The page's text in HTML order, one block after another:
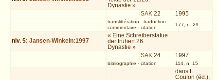
Dynastie »
SAK 22 1995
translittération - traduction -
commentaire - citation
177, n. 29
niv. 5:Jansen-Winkeln:1997
« Eine Schreiberstatue
der frühen 26.
Dynastie »
SAK 24 1997
bibliographie - citation 114, n. 15
dans L.
Coulon (éd.),